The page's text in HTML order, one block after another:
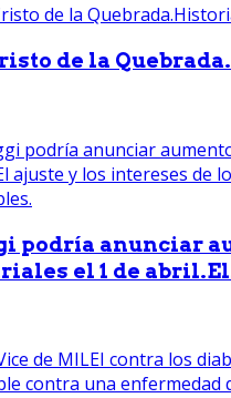
de la
podría anunciar
el 1 de